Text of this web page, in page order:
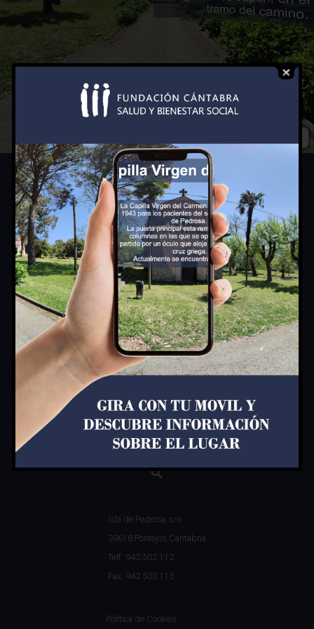
Search
for:
Isla de Pedrosa s/n
39618 Pontejos Cantabria
Telf: 942 502 112
Fax: 942 503 115
Política de Cookies